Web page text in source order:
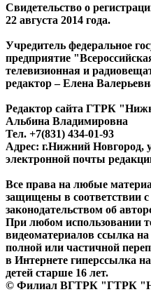
Свидетельство о
22 августа 2014 года.
Учредитель федеральное
предприятие
телевизионная и
редактор – Елена
Редактор сайта ГТРК
Альбина Владимировна
Тел. +7(831) 434-01-93
Адрес: г.Нижний Новгород,
электронной почты
Все права на любые
защищены в соответствии
законодательством об
При любом использовании
видеоматериалов ссылка
полной или частичной
в Интернете гиперссылка
детей старше 16 лет.
© Филиал ВГТРК "ГТРК